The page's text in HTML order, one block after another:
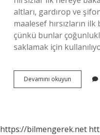
altları, gardırop ve
maalesef hırsızların
çünkü bunlar
saklamak için
Devamını okuyun Hırsızdan
Korunmak
https://bilmengerek.net